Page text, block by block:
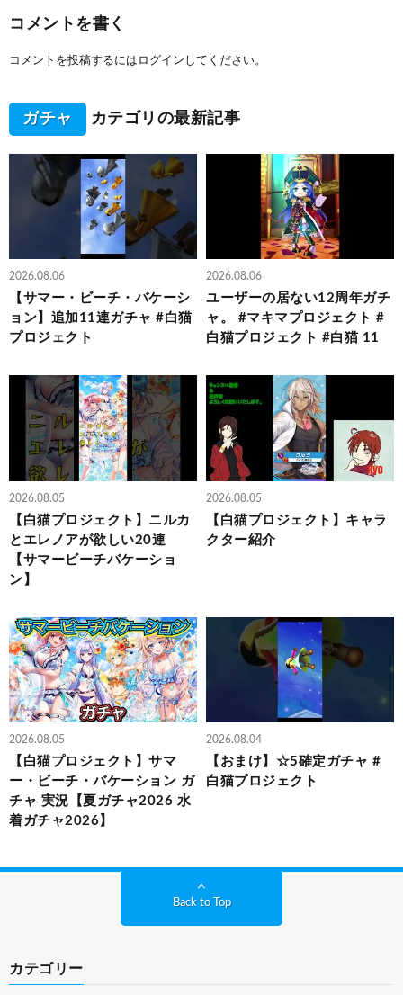
コメントを書く
コメントを投稿するには ログイン してください。
ガチャ カテゴリの最新記事
2026.08.06
【サマー・ビーチ・バケーシ
ョン】追加11連ガチャ #白猫
プロジェクト
2026.08.06
ユーザーの居ない12周年ガチ
ャ。 #マキマプロジェクト #
白猫プロジェクト #白猫 11
2026.08.05
【白猫プロジェクト】ニルカ
とエレノアが欲しい20連
【サマービーチバケーショ
ン】
2026.08.05
【白猫プロジェクト】キャラ
クター紹介
2026.08.05
【白猫プロジェクト】サマ
ー・ビーチ・バケーション ガ
チャ 実況【夏ガチャ2026 水
着ガチャ2026】
2026.08.04
【おまけ】☆5確定ガチャ #
白猫プロジェクト
Back to Top
カテゴリー